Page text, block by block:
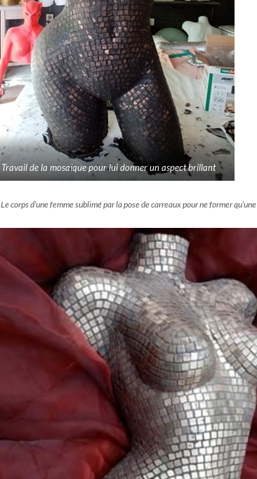
Travail de la mosaïque pour lui donner un aspect brillant
Le corps d’une femme sublimé par la pose de carreaux pour ne former